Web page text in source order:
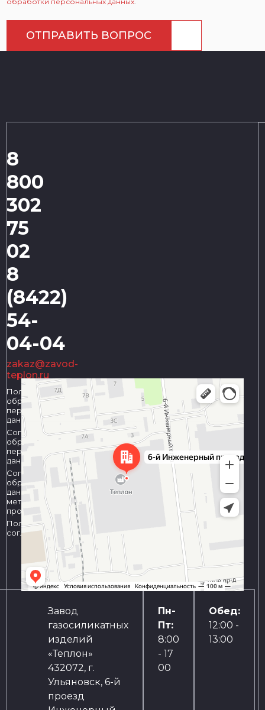
ОТПРАВИТЬ ВОПРОС
8
800
302
75
02
8
(8422)
54-
04-04
zakaz@zavod-
teplon.ru
Политика
обработки
персональных
данных
Согласие на
обработку
персональных
данных
Согласие на
обработку
данных
метрическими
программами
Пользовательское
соглашение
Завод
газосиликатных
изделий
«Теплон»
432072, г.
Ульяновск, 6-й
проезд
Пн-
Пт:
8:00
- 17
00
Обед:
12:00 -
13:00